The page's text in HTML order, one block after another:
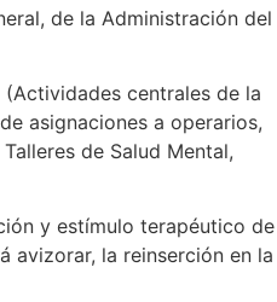
de la Administración del
centrales de la
asignaciones a operarios,
de Salud Mental,
y estímulo terapéutico de
avizorar, la reinserción en la